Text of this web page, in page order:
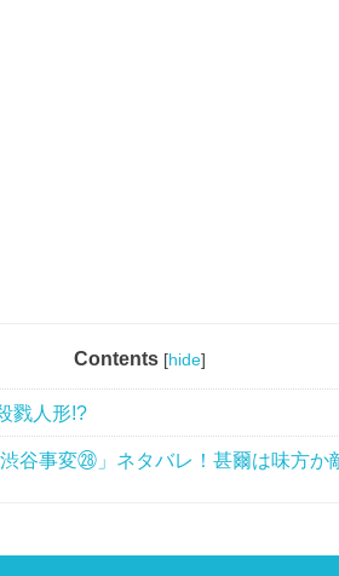
Contents [hide]
戮人形!?
谷事変㉘」ネタバレ！甚爾は味方か